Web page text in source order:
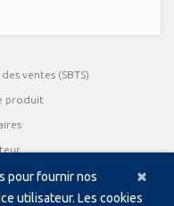
×
pour fournir nos
utilisateur. Les cookies
ventes (SBTS)
produit